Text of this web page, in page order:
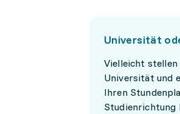
Universität
Vielleicht stellen
Universität und
Ihren
Studienrichtung